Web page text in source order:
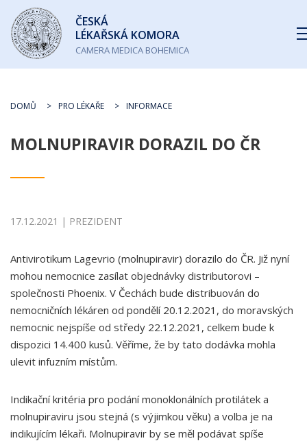
Česká
lékařská
komora
ČESKÁ
LÉKAŘSKÁ KOMORA
CAMERA MEDICA BOHEMICA
DOMŮ PRO LÉKAŘE INFORMACE
MOLNUPIRAVIR DORAZIL DO ČR
17.12.2021 | PREZIDENT
Antivirotikum Lagevrio (molnupiravir) dorazilo do ČR. Již nyní
mohou nemocnice zasílat objednávky distributorovi –
společnosti Phoenix. V Čechách bude distribuován do
nemocničních lékáren od pondělí 20.12.2021, do moravských
nemocnic nejspíše od středy 22.12.2021, celkem bude k
dispozici 14.400 kusů. Věříme, že by tato dodávka mohla
ulevit infuzním místům.
Indikační kritéria pro podání monoklonálních protilátek a
molnupiraviru jsou stejná (s výjimkou věku) a volba je na
indikujícím lékaři. Molnupiravir by se měl podávat spíše